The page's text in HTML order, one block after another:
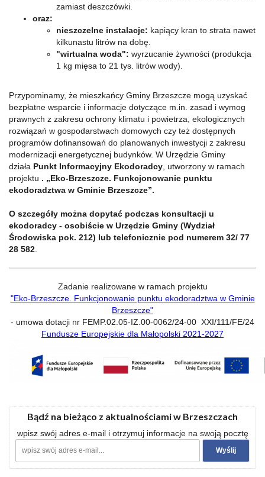
zamiast deszczówki.
oraz:
nieszczelne instalacje: kapiący kran to strata nawet
kilkunastu litrów na dobę.
"wirtualna woda": wyrzucanie żywności (produkcja
1 kg mięsa to 21 tys. litrów wody).
Przypominamy, że mieszkańcy Gminy Brzeszcze mogą uzyskać
bezpłatne wsparcie i informacje dotyczące m.in. zasad i wymog
prawnych z zakresu ochrony klimatu i powietrza, ekologicznych
rozwiązań w gospodarstwach domowych czy też dostępnych
programów dofinansowań do planowanych inwestycji z zakresu
modernizacji energetycznej budynków. W Urzędzie Gminy
działa Punkt Informacyjny Ekodoradcy , utworzony w ramach
projektu . „Eko-Brzeszcze. Funkcjonowanie punktu
ekodoradztwa w Gminie Brzeszcze”.
O szczegóły można dopytać podczas konsultacji u
ekodoradcy - osobiście w Urzędzie Gminy (Wydział
Środowiska pok. 212) lub telefonicznie pod numerem 32/ 77
28 582
Zadanie realizowane w ramach projektu
"Eko-Brzeszcze. Funkcjonowanie punktu ekodoradztwa w Gminie
Brzeszcze"
- umowa dotacji nr FEMP.02.05-IZ.00-0062/24-00 XXI/111/FE/24
Fundusze Europejskie dla Małopolski 2021-2027
Bądź na bieżąco z aktualnościami w Brzeszczach
wpisz swój adres e-mail i otrzymuj informacje na swoją pocztę